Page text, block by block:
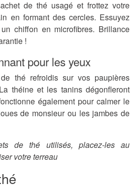
de thé usagé et frottez votre
en formant des cercles. Essuyez
chiffon en microfibres. Brillance
!
pour les yeux
thé refroidis sur vos paupières
théine et les tanins dégonfleront
également pour calmer le
de monsieur ou les jambes de
de thé utilisés, placez-les au
votre terreau